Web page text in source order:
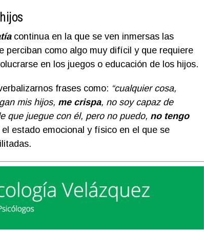
continua en la que se ven inmersas las
perciban como algo muy difícil y que requiere
en los juegos o educación de los hijos.
frases como: “cualquier cosa,
mis hijos, me crispa, no soy capaz de
que juegue con él, pero no puedo, no tengo
estado emocional y físico en el que se